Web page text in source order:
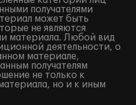
получателями
может быть
не являются
материала. Любой вид
деятельности, о
материале,
получателям
не только к
но и к иным